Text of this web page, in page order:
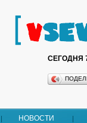
СЕГОДНЯ
НОВОСТИ